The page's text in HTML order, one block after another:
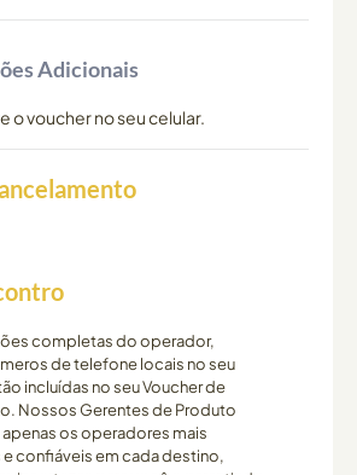
Adicionais
o voucher no seu celular.
completas do operador,
de telefone locais no seu
incluídas no seu Voucher de
Nossos Gerentes de Produto
os operadores mais
confiáveis em cada destino,